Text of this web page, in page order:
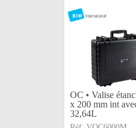
OC • Valise
x 200 mm int
32,64L